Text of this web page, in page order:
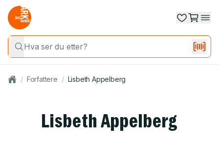
/ Forfattere / Lisbeth Appelberg
Lisbeth Appelberg